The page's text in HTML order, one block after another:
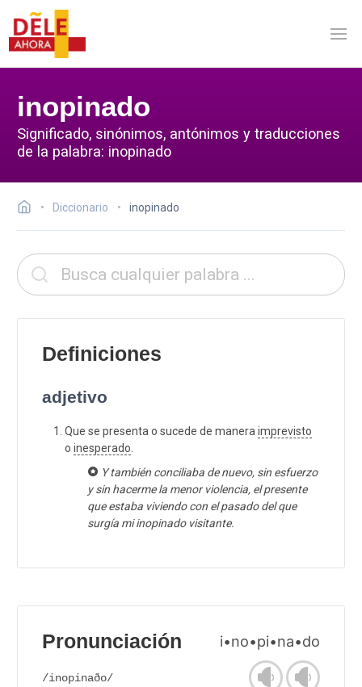
inopinado
Significado, sinónimos, antónimos y traducciones
de la palabra: inopinado
Diccionario inopinado
Definiciones
adjetivo
Que se presenta o sucede de manera imprevisto
o inesperado
Y también conciliaba de nuevo, sin esfuerzo
y sin hacerme la menor violencia, el presente
que estaba viviendo con el pasado del que
surgía mi inopinado visitante.
Pronunciación i•no•pi•na•do
/inopinaðo/